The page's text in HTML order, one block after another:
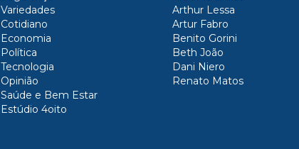
Variedades
Cotidiano
Economia
Política
Tecnologia
Opinião
Saúde e Bem Estar
Estúdio 4oito
Arthur Lessa
Artur Fabro
Benito Gorini
Beth João
Dani Niero
Renato Matos